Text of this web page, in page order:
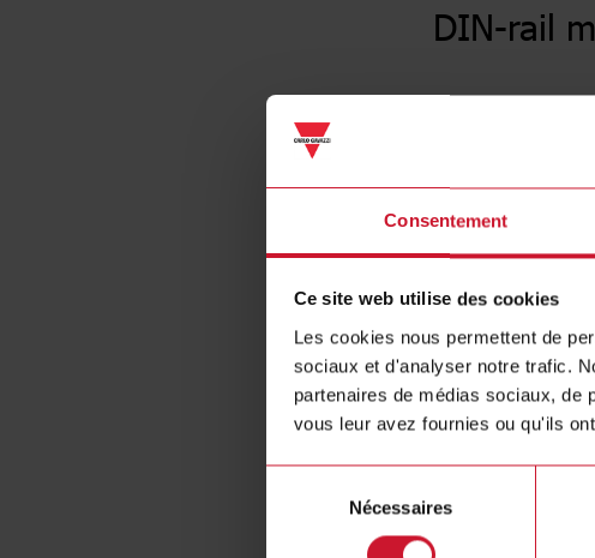
Consentement
Ce site web utilise des cookies
Les cookies nous permettent de
sociaux et d'analyser notre trafic.
partenaires de médias sociaux, de
vous leur avez fournies ou qu'ils
consentement
Nécessaires
DIN-rail